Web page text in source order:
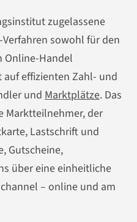
zugelassene
sowohl für den
Online-Handel
auf effizienten Zahl- und
und Marktplätze. Das
Marktteilnehmer, der
Lastschrift und
Gutscheine,
über eine einheitliche
– online und am